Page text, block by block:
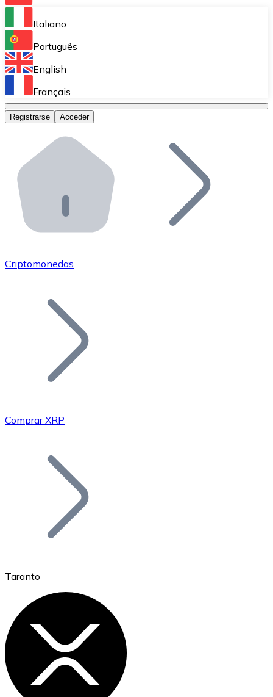
Bitnovo Ramp
Integra nuestra solución en tu plataforma.
Bitnovo Giftcards
Bitnovo OTC
Bitnovo ATM
Integra un ATM Bitnovo en tu negocio y permite que
Bitnovo API
Integra nuestra API en tu ecosistema.
Únete a nuestra red de distribuidores.
Añade tu proyecto a nuestro ecosistema.
Bitcoin
Ethereum
Italiano
Português
English
Français
Registrarse Acceder
Criptomonedas
Comprar XRP
Taranto